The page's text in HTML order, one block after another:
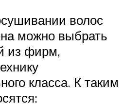
волос
можно выбрать
из фирм,
класса. К таким